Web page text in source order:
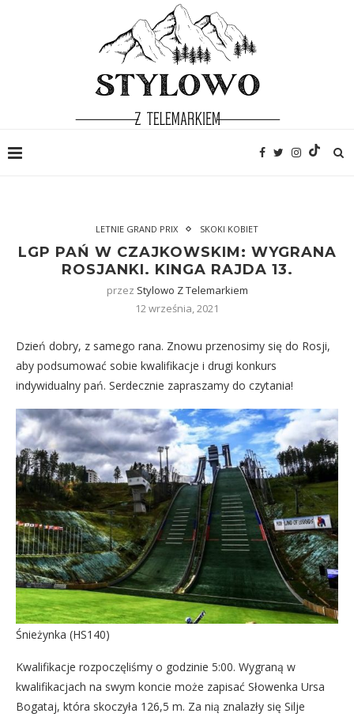
LETNIE GRAND PRIX SKOKI KOBIET
LGP PAŃ W CZAJKOWSKIM: WYGRANA
ROSJANKI. KINGA RAJDA 13.
przez Stylowo Z Telemarkiem
12 września, 2021
Dzień dobry, z samego rana. Znowu przenosimy się do Rosji,
aby podsumować sobie kwalifikacje i drugi konkurs
indywidualny pań. Serdecznie zapraszamy do czytania!
Śnieżynka (HS140)
Kwalifikacje rozpoczęliśmy o godzinie 5:00. Wygraną w
kwalifikacjach na swym koncie może zapisać Słowenka Ursa
Bogataj, która skoczyła 126,5 m. Za nią znalazły się Silje